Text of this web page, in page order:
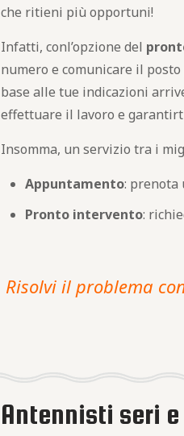
che ritieni più opportuni!
Infatti, conl’opzione del
numero e comunicare il
base alle tue indicazioni
effettuare il lavoro e
Insomma, un servizio tra i
Appuntamento: prenota
Pronto intervento:
Risolvi il problema
Antennisti seri